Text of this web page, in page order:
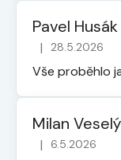
Pavel Husák
Hodnocení
| 28.5.2026
Vše proběhlo
Milan Veselý
Hodnocení
| 6.5.2026